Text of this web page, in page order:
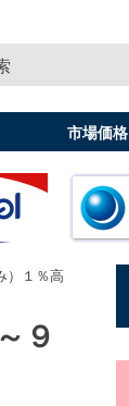
市場価格
）１％高
９